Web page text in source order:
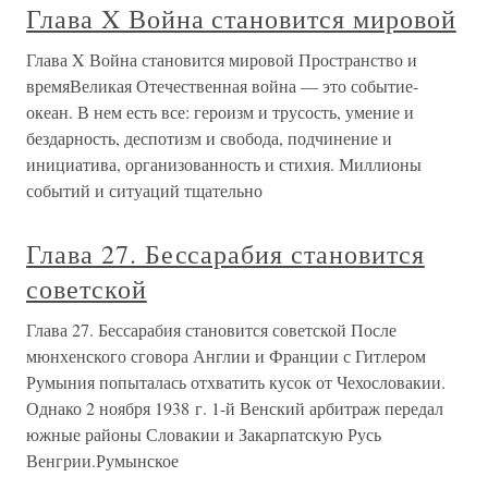
Глава X Война становится мировой
Глава X Война становится мировой Пространство и
времяВеликая Отечественная война — это событие-
океан. В нем есть все: героизм и трусость, умение и
бездарность, деспотизм и свобода, подчинение и
инициатива, организованность и стихия. Миллионы
событий и ситуаций тщательно
Глава 27. Бессарабия становится
советской
Глава 27. Бессарабия становится советской После
мюнхенского сговора Англии и Франции с Гитлером
Румыния попыталась отхватить кусок от Чехословакии.
Однако 2 ноября 1938 г. 1-й Венский арбитраж передал
южные районы Словакии и Закарпатскую Русь
Венгрии.Румынское